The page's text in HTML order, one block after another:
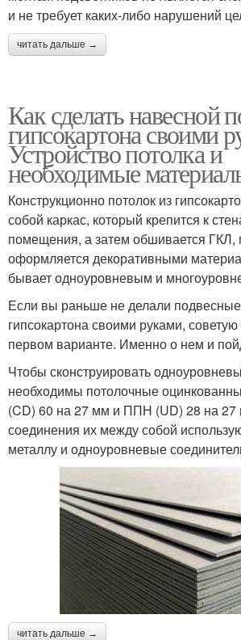
и не требует каких-либо нарушений
читать дальше →
Как сделать навесной
гипсокартона своими
Устройство потолка и
необходимые
Конструкционно потолок из
собой каркас, который крепится к
помещения, а затем обшивается ГКЛ,
оформляется декоративными
бывает одноуровневым и
Если вы раньше не делали подвесные
гипсокартона своими руками,
первом варианте. Именно о нем и
Чтобы сконструировать
необходимы потолочные
(CD) 60 на 27 мм и ППН (UD) 28 на
соединения их между собой
металлу и одноуровневые
читать дальше →